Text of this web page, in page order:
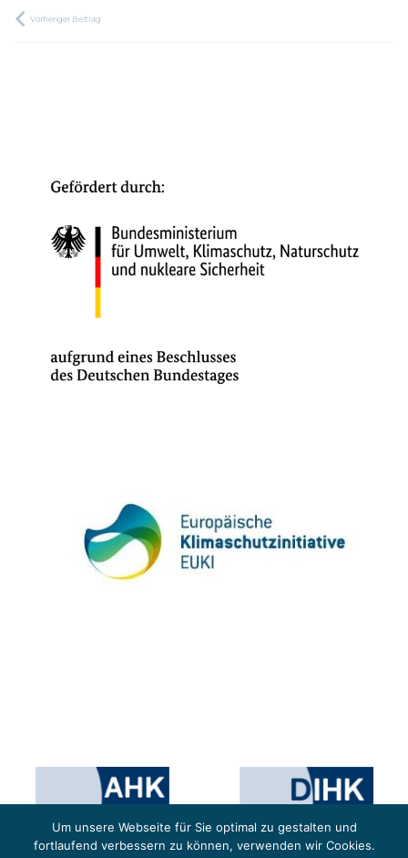
Vorheriger Beitrag
Um unsere Webseite für Sie optimal zu gestalten und
fortlaufend verbessern zu können, verwenden wir Cookies.